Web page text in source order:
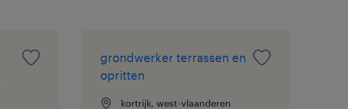
grondwerker terrassen en
opritten
kortrijk, west-vlaanderen